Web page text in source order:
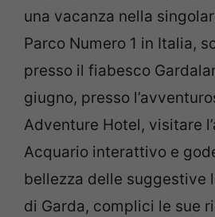
una vacanza nella
Parco Numero 1 in Italia,
presso il fiabesco
giugno, presso
Adventure Hotel, visitare
Acquario interattivo e
bellezza delle suggestive
di Garda, complici le sue